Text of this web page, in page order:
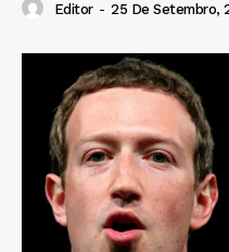
Editor - 25 De Setembro,